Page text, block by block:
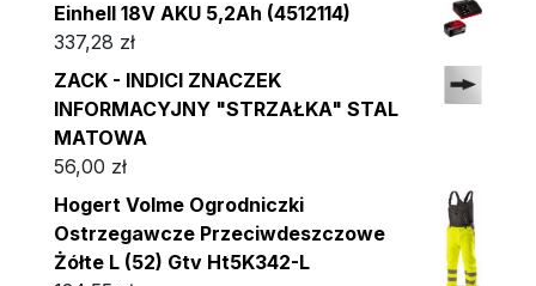
Einhell 18V AKU 5,2Ah (4512114)
337,28 zł
ZACK - INDICI ZNACZEK
INFORMACYJNY "STRZAŁKA" STAL
MATOWA
56,00 zł
Hogert Volme Ogrodniczki
Ostrzegawcze Przeciwdeszczowe
Żółte L (52) Gtv Ht5K342-L